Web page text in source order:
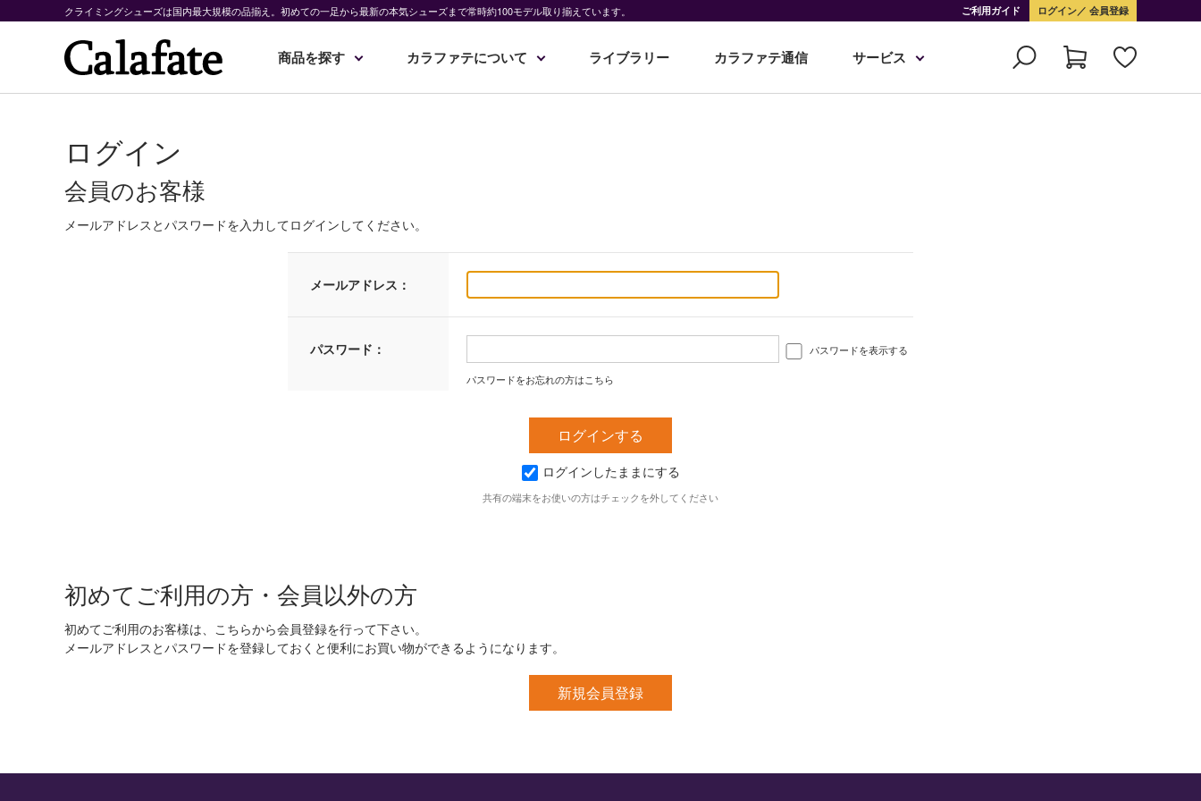
クライミングシューズは国内最大規模の品揃え。初めての一足から最新の本気シューズまで常時約100モデル取り揃えています。 ご利用ガイド ログイン 会員登録
商品を探す カラファテについて ライブラリー カラファテ通信 サービス
ログイン
会員のお客様
メールアドレスとパスワードを入力してログインしてください。
メールアドレス：
パスワード： パスワードを表示する
パスワードをお忘れの方はこちら
ログインしたままにする
共有の端末をお使いの方はチェックを外してください
初めてご利用の方・会員以外の方
初めてご利用のお客様は、こちらから会員登録を行って下さい。
メールアドレスとパスワードを登録しておくと便利にお買い物ができるようになります。